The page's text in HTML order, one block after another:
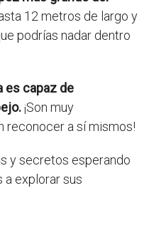
12 metros de largo y
podrías nadar dentro
es capaz de
¡Son muy
reconocer a sí mismos!
y secretos esperando
a explorar sus